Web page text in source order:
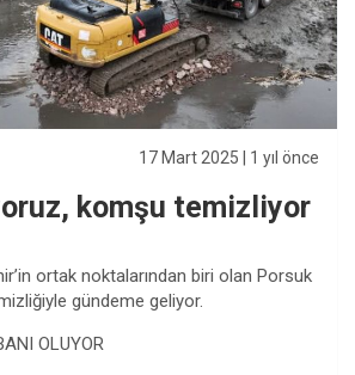
17 Mart 2025 | 1 yıl önce
komşu temizliyor
ortak noktalarından biri olan Porsuk
gündeme geliyor.
OLUYOR